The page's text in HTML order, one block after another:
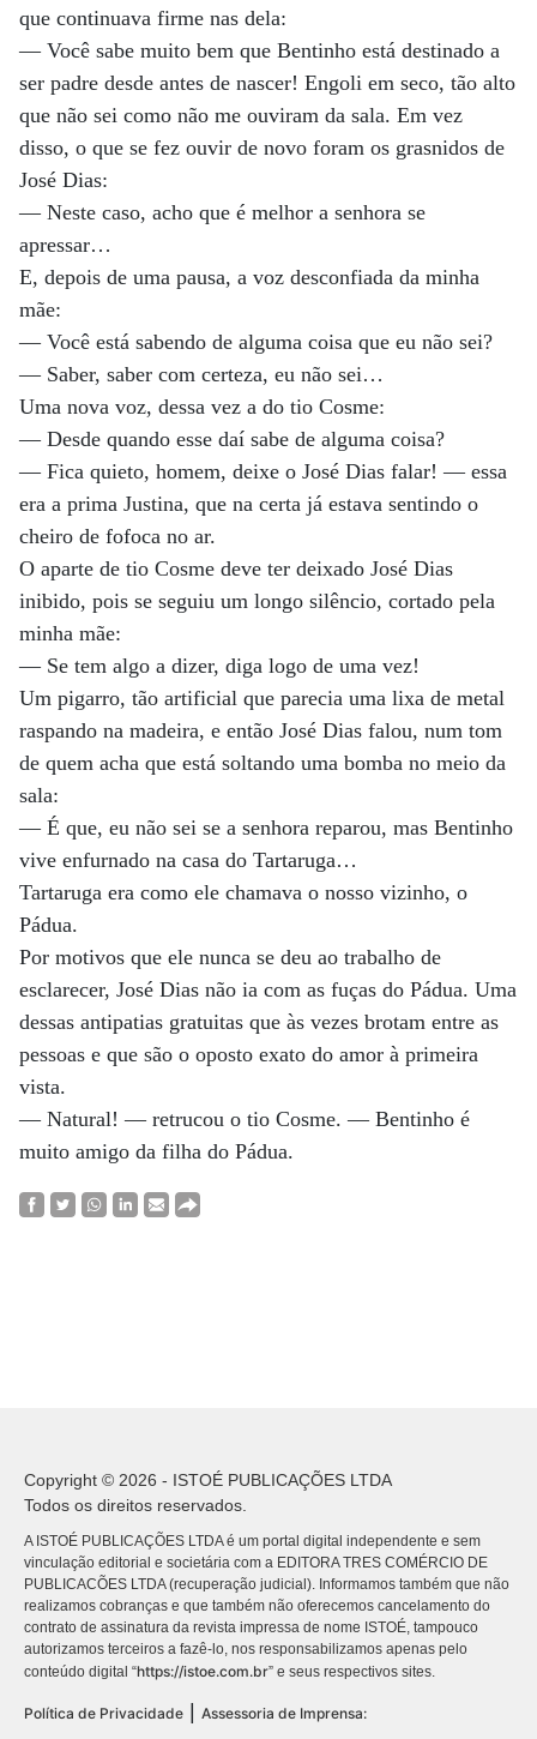
que continuava firme nas dela:
— Você sabe muito bem que Bentinho está destinado a
ser padre desde antes de nascer! Engoli em seco, tão alto
que não sei como não me ouviram da sala. Em vez
disso, o que se fez ouvir de novo foram os grasnidos de
José Dias:
— Neste caso, acho que é melhor a senhora se
apressar…
E, depois de uma pausa, a voz desconfiada da minha
mãe:
— Você está sabendo de alguma coisa que eu não sei?
— Saber, saber com certeza, eu não sei…
Uma nova voz, dessa vez a do tio Cosme:
— Desde quando esse daí sabe de alguma coisa?
— Fica quieto, homem, deixe o José Dias falar! — essa
era a prima Justina, que na certa já estava sentindo o
cheiro de fofoca no ar.
O aparte de tio Cosme deve ter deixado José Dias
inibido, pois se seguiu um longo silêncio, cortado pela
minha mãe:
— Se tem algo a dizer, diga logo de uma vez!
Um pigarro, tão artificial que parecia uma lixa de metal
raspando na madeira, e então José Dias falou, num tom
de quem acha que está soltando uma bomba no meio da
sala:
— É que, eu não sei se a senhora reparou, mas Bentinho
vive enfurnado na casa do Tartaruga…
Tartaruga era como ele chamava o nosso vizinho, o
Pádua.
Por motivos que ele nunca se deu ao trabalho de
esclarecer, José Dias não ia com as fuças do Pádua. Uma
dessas antipatias gratuitas que às vezes brotam entre as
pessoas e que são o oposto exato do amor à primeira
vista.
— Natural! — retrucou o tio Cosme. — Bentinho é
muito amigo da filha do Pádua.
Copyright © 2026 - ISTOÉ PUBLICAÇÕES LTDA
Todos os direitos reservados.
A ISTOÉ PUBLICAÇÕES LTDA é um portal digital independente e sem
vinculação editorial e societária com a EDITORA TRES COMÉRCIO DE
PUBLICACÕES LTDA (recuperação judicial). Informamos também que não
realizamos cobranças e que também não oferecemos cancelamento do
contrato de assinatura da revista impressa de nome ISTOÉ, tampouco
autorizamos terceiros a fazê-lo, nos responsabilizamos apenas pelo
conteúdo digital “https://istoe.com.br” e seus respectivos sites.
Política de Privacidade
Assessoria de Imprensa: